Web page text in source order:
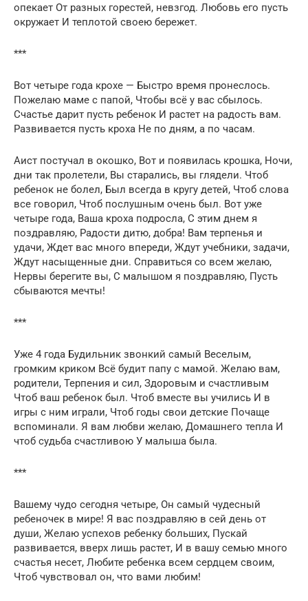
опекает От разных горестей, невзгод. Любовь его пусть
окружает И теплотой своею бережет.
***
Вот четыре года крохе — Быстро время пронеслось.
Пожелаю маме с папой, Чтобы всё у вас сбылось.
Счастье дарит пусть ребенок И растет на радость вам.
Развивается пусть кроха Не по дням, а по часам.
Аист постучал в окошко, Вот и появилась крошка, Ночи,
дни так пролетели, Вы старались, вы глядели. Чтоб
ребенок не болел, Был всегда в кругу детей, Чтоб слова
все говорил, Чтоб послушным очень был. Вот уже
четыре года, Ваша кроха подросла, С этим днем я
поздравляю, Радости дитю, добра! Вам терпенья и
удачи, Ждет вас много впереди, Ждут учебники, задачи,
Ждут насыщенные дни. Справиться со всем желаю,
Нервы берегите вы, С малышом я поздравляю, Пусть
сбываются мечты!
***
Уже 4 года Будильник звонкий самый Веселым,
громким криком Всё будит папу с мамой. Желаю вам,
родители, Терпения и сил, Здоровым и счастливым
Чтоб ваш ребенок был. Чтоб вместе вы учились И в
игры с ним играли, Чтоб годы свои детские Почаще
вспоминали. Я вам любви желаю, Домашнего тепла И
чтоб судьба счастливою У малыша была.
***
Вашему чудо сегодня четыре, Он самый чудесный
ребеночек в мире! Я вас поздравляю в сей день от
души, Желаю успехов ребенку больших, Пускай
развивается, вверх лишь растет, И в вашу семью много
счастья несет, Любите ребенка всем сердцем своим,
Чтоб чувствовал он, что вами любим!